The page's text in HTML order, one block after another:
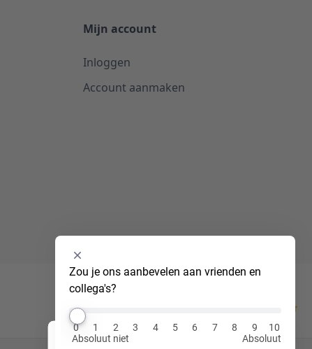
Mijn account
Inloggen
Account aanmaken
Zou je ons aanbevelen aan vrienden en
collega's?
Selecteer
een
optie
van
0
tot
0 1 2 3 4 5 6 7 8 9
10
Absoluut niet
Absoluut
Hi! Ik ben Luna, jouw virtuele assistent!